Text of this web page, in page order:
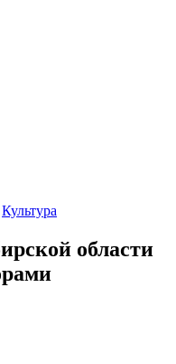
Культура
области